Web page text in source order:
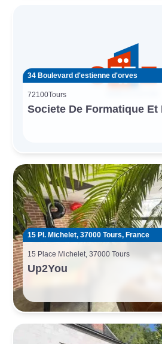
34 Boulevard d'estienne d'orves
72100Tours
Societe De Formatique Et
15 Pl. Michelet, 37000 Tours, France
15 Place Michelet, 37000 Tours
Up2You